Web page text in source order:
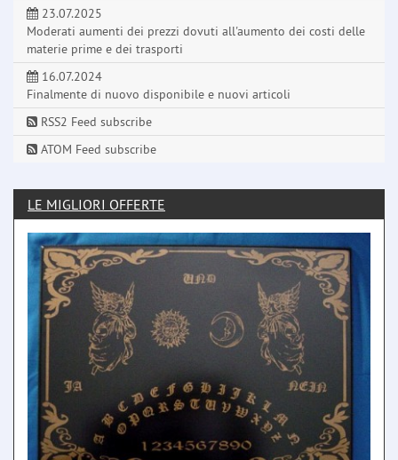
23.07.2025
Moderati aumenti dei prezzi dovuti all'aumento dei costi delle
materie prime e dei trasporti
16.07.2024
Finalmente di nuovo disponibile e nuovi articoli
RSS2 Feed subscribe
ATOM Feed subscribe
LE MIGLIORI OFFERTE